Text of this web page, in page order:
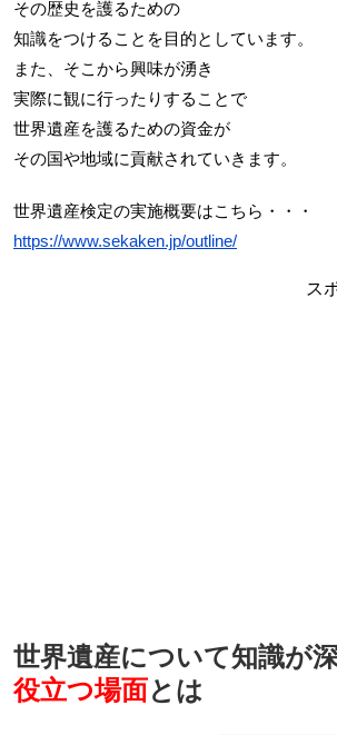
その歴史を護るための
知識をつけることを目的としています。
また、そこから興味が湧き
実際に観に行ったりすることで
世界遺産を護るための資金が
その国や地域に貢献されていきます。
世界遺産検定の実施概要はこちら・・・
https://www.sekaken.jp/outline/
ス
世界遺産について知識が
役立つ場面とは